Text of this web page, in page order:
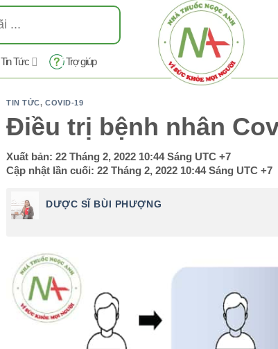
Tin Tức Trợ giúp
TIN TỨC,COVID-19
Điều trị bệnh nhân
Xuất bản: 22 Tháng 2, 2022 10:44 Sáng UTC +7
Cập nhật lần cuối: 22 Tháng 2, 2022 10:44 Sáng UTC +7
DƯỢC SĨ BÙI PHƯỢNG